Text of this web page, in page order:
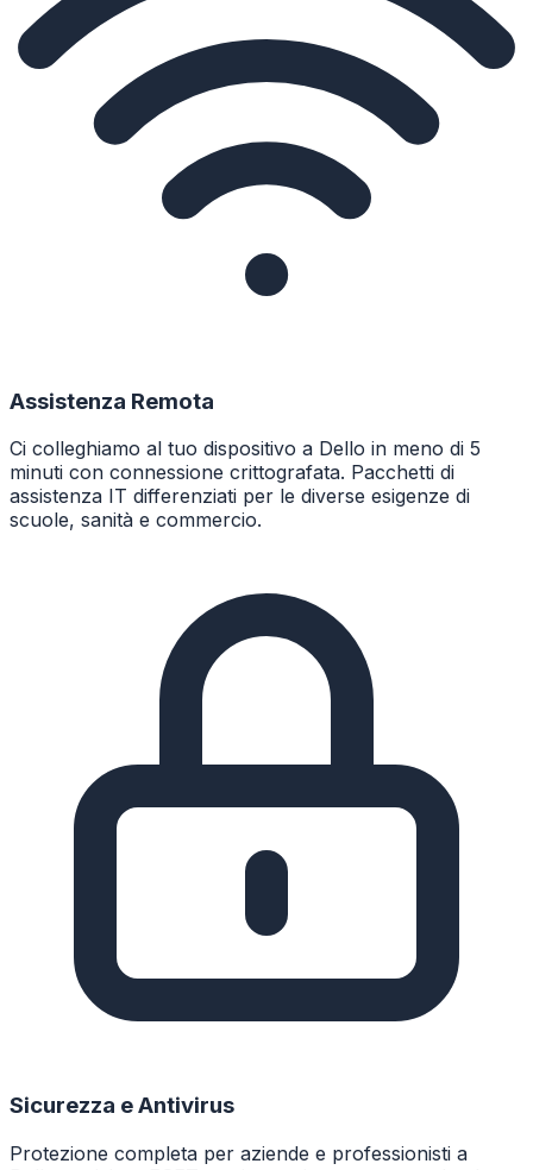
Assistenza Remota
Ci colleghiamo al tuo dispositivo a Dello in meno di 5
minuti con connessione crittografata. Pacchetti di
assistenza IT differenziati per le diverse esigenze di
scuole, sanità e commercio.
Sicurezza e Antivirus
Protezione completa per aziende e professionisti a